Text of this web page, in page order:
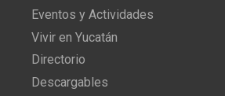
Eventos y Actividades
Vivir en Yucatán
Directorio
Descargables